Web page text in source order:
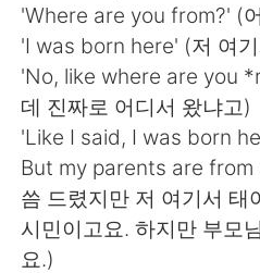
繁體中文
العربية
Deutsch 日本語
한국어
ไทย
'Where are you from?' (
'I was born here' (저 여
'No, like where are you
데 진짜로 어디서 왔냐고)
'Like I said, I was born
But my parents are from
씀 드렸지만 저 여기서 태
시민이고요. 하지만 부모
요.)